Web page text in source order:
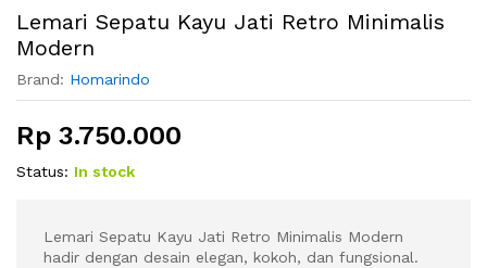
Lemari Sepatu Kayu Jati Retro Minimalis
Modern
Brand: Homarindo
Rp 3.750.000
Status: In stock
Lemari Sepatu Kayu Jati Retro Minimalis Modern
hadir dengan desain elegan, kokoh, dan fungsional.